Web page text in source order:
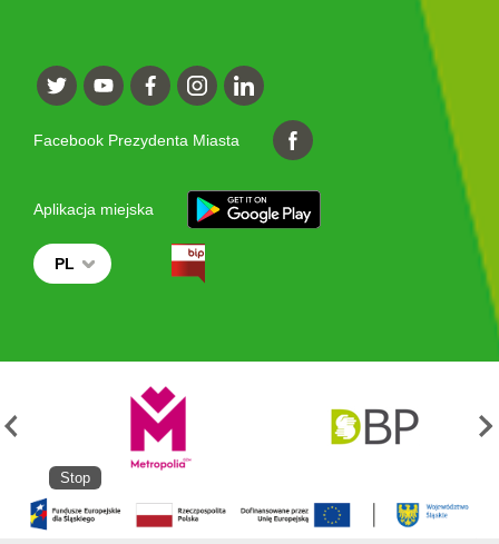
Facebook Prezydenta Miasta
Aplikacja miejska
PL
Stop